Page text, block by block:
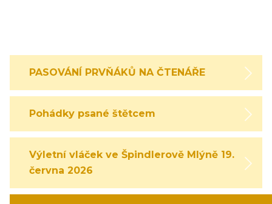
PASOVÁNÍ PRVŇÁKŮ NA ČTENÁŘE
Pohádky psané štětcem
Výletní vláček ve Špindlerově Mlýně 19.
června 2026